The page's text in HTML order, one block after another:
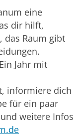
eine
dir hilft,
das Raum gibt
Jahr mit
informiere dich
für ein paar
weitere Infos